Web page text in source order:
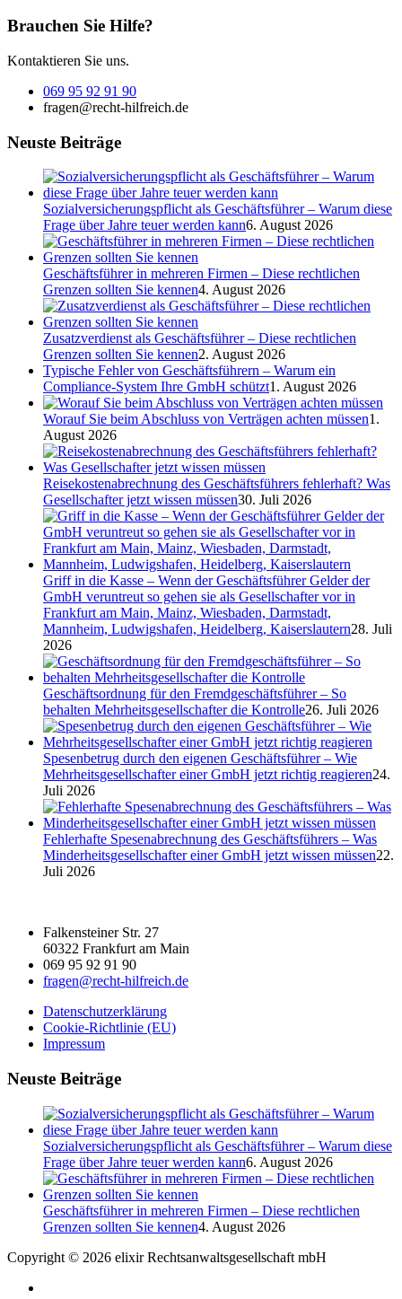
Brauchen Sie Hilfe?
Kontaktieren Sie uns.
069 95 92 91 90
fragen@recht-hilfreich.de
Neuste Beiträge
Sozialversicherungspflicht als Geschäftsführer – Warum diese
Frage über Jahre teuer werden kann6. August 2026
Geschäftsführer in mehreren Firmen – Diese rechtlichen
Grenzen sollten Sie kennen4. August 2026
Zusatzverdienst als Geschäftsführer – Diese rechtlichen
Grenzen sollten Sie kennen2. August 2026
Typische Fehler von Geschäftsführern – Warum ein
Compliance-System Ihre GmbH schützt1. August 2026
Worauf Sie beim Abschluss von Verträgen achten müssen1.
August 2026
Reisekostenabrechnung des Geschäftsführers fehlerhaft? Was
Gesellschafter jetzt wissen müssen30. Juli 2026
Griff in die Kasse – Wenn der Geschäftsführer Gelder der
GmbH veruntreut so gehen sie als Gesellschafter vor in
Frankfurt am Main, Mainz, Wiesbaden, Darmstadt,
Mannheim, Ludwigshafen, Heidelberg, Kaiserslautern28. Juli
2026
Geschäftsordnung für den Fremdgeschäftsführer – So
behalten Mehrheitsgesellschafter die Kontrolle26. Juli 2026
Spesenbetrug durch den eigenen Geschäftsführer – Wie
Mehrheitsgesellschafter einer GmbH jetzt richtig reagieren24.
Juli 2026
Fehlerhafte Spesenabrechnung des Geschäftsführers – Was
Minderheitsgesellschafter einer GmbH jetzt wissen müssen22.
Juli 2026
Falkensteiner Str. 27
60322 Frankfurt am Main
069 95 92 91 90
fragen@recht-hilfreich.de
Datenschutzerklärung
Cookie-Richtlinie (EU)
Impressum
Neuste Beiträge
Sozialversicherungspflicht als Geschäftsführer – Warum diese
Frage über Jahre teuer werden kann6. August 2026
Geschäftsführer in mehreren Firmen – Diese rechtlichen
Grenzen sollten Sie kennen4. August 2026
Copyright © 2026 elixir Rechtsanwaltsgesellschaft mbH